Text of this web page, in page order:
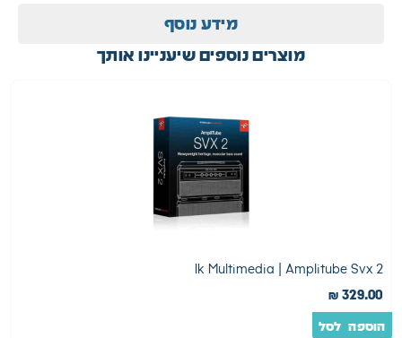
מידע נוסף
מוצרים נוספים שיעניינו אותך
Ik Multimedia | Amplitube Svx 2
₪ 329.00
הוספה לסל